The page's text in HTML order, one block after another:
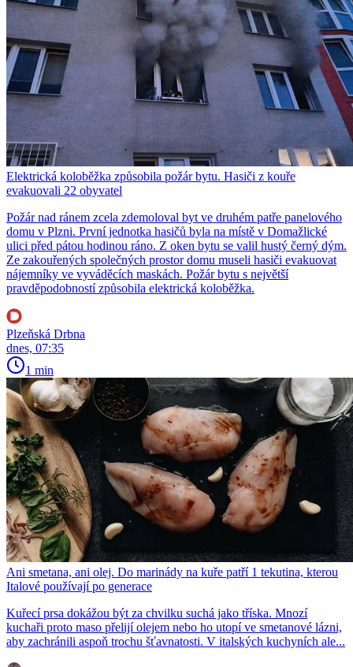
Elektrická koloběžka způsobila požár bytu. Hasiči z kouře
evakuovali 22 obyvatel
Požár nad ránem zcela zdemoloval byt ve druhém patře panelového
domu v Plzni. První jednotka hasičů byla na místě v Domažlické
ulici před pátou hodinou ráno. Z oken bytu se valil hustý černý dým.
Ze zakouřených společných prostor domu museli hasiči evakuovat
nájemníky ve vyváděcích maskách. Požár bytu s největší
pravděpodobností způsobila elektrická koloběžka.
Plzeňská Drbna
dnes, 07:35
1 min
Ani smetana, ani olej. Do marinády na kuře patří 1 tekutina, kterou
Italové používají po generace
Kuřecí prsa dokážou být za chvilku suchá jako tříska. Mnozí
kuchaři proto maso přelijí olejem nebo ho utopí ve smetanové lázni,
aby zachránili aspoň trochu šťavnatosti. V italských kuchyních ale...